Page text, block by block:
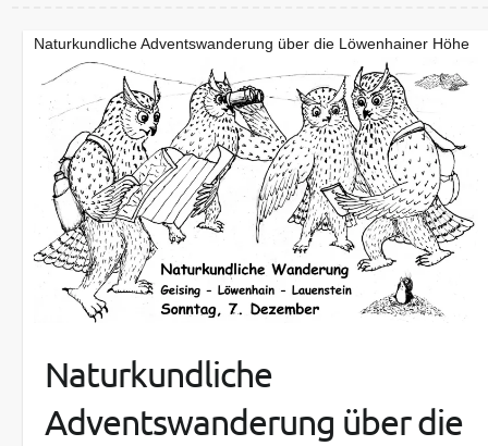
Naturkundliche Adventswanderung über die Löwenhainer Höhe
Naturkundliche
Adventswanderung über die